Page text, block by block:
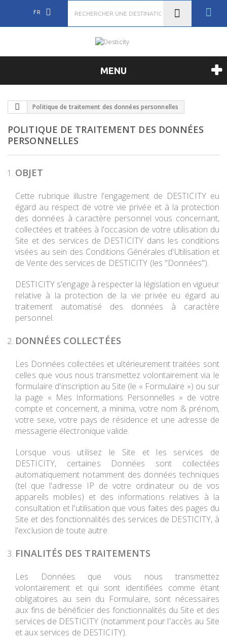
FR
MENU
Politique de traitement des données personnelles
POLITIQUE DE TRAITEMENT DES DONNÉES
PERSONNELLES
OBJET
Cette rubrique illustre l'engagement de DESTICITY eu
égard au respect de votre vie privée et à la protection
des données à caractère personnel vous concernant,
collectées et traitées à l'occasion de votre utilisation du
Site et des services de DESTICITY dans les conditions
visées au sein des Conditions Générales d'Utilisation et
de Vente des services de DESTICITY (les "Données").
DESTICITY s'engage à respecter la législation en vigueur
relative à la protection de la vie privée eu égard au
traitement automatisé des données à caractère
personnel.
DONNÉES COLLECTÉES
Les Données collectées et ultérieurement traitées sont
celles que vous nous transmettez volontairement via le
formulaire d'inscription au Site (le « Formulaire ») ou sur
la page « Mes Informations Personnelles » de votre
compte et concernent, a minima, votre nom & prénom,
votre sexe, votre pays de résidence et une adresse de
messagerie électronique valide.
Lorsque vous utilisez le Site et les services de
DESTICITY, certaines Données sont collectées
automatiquement notamment des données techniques
(tel que l'adresse IP de votre ordinateur ou de vos
appareils mobiles) et des informations relatives à la
consultation et l'utilisation que vous faites des pages du
Site et des fonctionnalités des services de DESTICITY, à
l'exclusion de toute autre.
FINALITÉS DES TRAITEMENTS
Les Données que vous nous transmettez
volontairement et qui sont identifiées comme étant
obligatoires au sein du Formulaire, sont nécessaires
aux fins de bénéficier des fonctionnalités du Site et des
services de DESTICITY (notamment pour l'accès au Site
et aux services de DESTICITY).